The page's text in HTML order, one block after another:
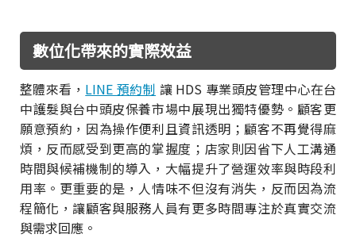
數位化帶來的實際效益
整體來看， LINE 預約制 讓 HDS 專業頭皮管理中心在台
中護髮與台中頭皮保養市場中展現出獨特優勢。顧客更
願意預約，因為操作便利且資訊透明；顧客不再覺得麻
煩，反而感受到更高的掌握度；店家則因省下人工溝通
時間與候補機制的導入，大幅提升了營運效率與時段利
用率。更重要的是，人情味不但沒有消失，反而因為流
程簡化，讓顧客與服務人員有更多時間專注於真實交流
與需求回應。